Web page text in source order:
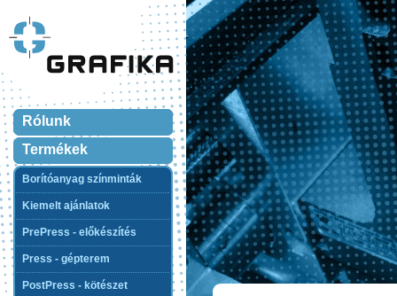
Rólunk
Termékek
Borítóanyag színminták
Kiemelt ajánlatok
PrePress - előkészítés
Press - gépterem
PostPress - kötészet